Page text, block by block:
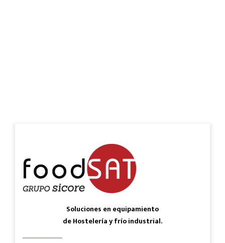
Soluciones en equipamiento
de Hostelería y frío industrial.